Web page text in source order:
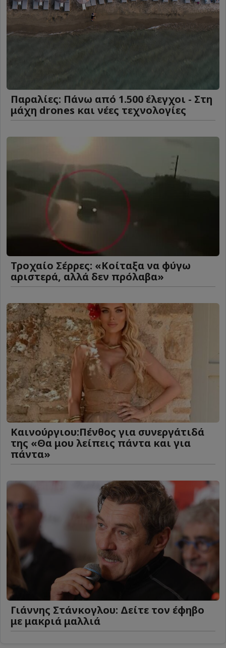
Παραλίες: Πάνω από 1.500 έλεγχοι - Στη
μάχη drones και νέες τεχνολογίες
Τροχαίο Σέρρες: «Κοίταξα να φύγω
αριστερά, αλλά δεν πρόλαβα»
Καινούργιου:Πένθος για συνεργάτιδά
της «Θα μου λείπεις πάντα και για
πάντα»
Γιάννης Στάνκογλου: Δείτε τον έφηβο
με μακριά μαλλιά